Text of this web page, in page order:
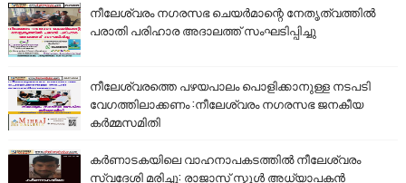
നീലേശ്വരം നഗരസഭ ചെയർമാന്റെ നേതൃത്വത്തിൽ
പരാതി പരിഹാര അദാലത്ത് സംഘടിപ്പിച്ചു
നീലേശ്വരത്തെ പഴയപാലം പൊളിക്കാനുള്ള നടപടി
വേഗത്തിലാക്കണം :നീലേശ്വരം നഗരസഭ ജനകീയ
കർമ്മസമിതി
കർണാടകയിലെ വാഹനാപകടത്തിൽ നീലേശ്വരം
സ്വദേശി മരിച്ചു: രാജാസ് സ്കൂൾ അധ്യാപകൻ